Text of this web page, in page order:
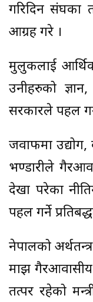
गरिदिन संघका
आग्रह गरे ।
मुलुकलाई
उनीहरुको
सरकारले पहल
जवाफमा उद्योग,
भण्डारीले
देखा परेका
पहल गर्ने
नेपालको
माझ गैरआवासीय
तत्पर रहेको